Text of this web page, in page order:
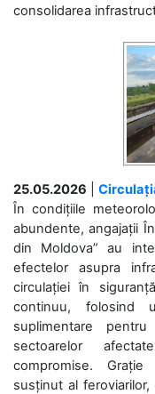
consolidarea
25.05.2026
În condițiile
abundente, angajații
din Moldova” au
efectelor asupra
circulației în
continuu, folosind
suplimentare
sectoarelor
compromise.
susținut al